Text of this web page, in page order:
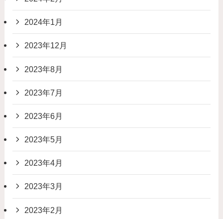
2024年1月
2023年12月
2023年8月
2023年7月
2023年6月
2023年5月
2023年4月
2023年3月
2023年2月